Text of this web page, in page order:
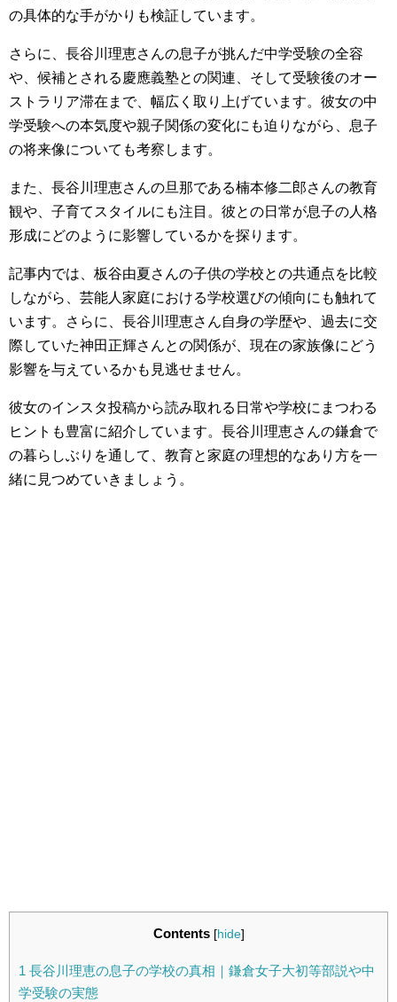
の具体的な手がかりも検証しています。
さらに、長谷川理恵さんの息子が挑んだ中学受験の全容
や、候補とされる慶應義塾との関連、そして受験後のオー
ストラリア滞在まで、幅広く取り上げています。彼女の中
学受験への本気度や親子関係の変化にも迫りながら、息子
の将来像についても考察します。
また、長谷川理恵さんの旦那である楠本修二郎さんの教育
観や、子育てスタイルにも注目。彼との日常が息子の人格
形成にどのように影響しているかを探ります。
記事内では、板谷由夏さんの子供の学校との共通点を比較
しながら、芸能人家庭における学校選びの傾向にも触れて
います。さらに、長谷川理恵さん自身の学歴や、過去に交
際していた神田正輝さんとの関係が、現在の家族像にどう
影響を与えているかも見逃せません。
彼女のインスタ投稿から読み取れる日常や学校にまつわる
ヒントも豊富に紹介しています。長谷川理恵さんの鎌倉で
の暮らしぶりを通して、教育と家庭の理想的なあり方を一
緒に見つめていきましょう。
Contents [hide]
1 長谷川理恵の息子の学校の真相｜鎌倉女子大初等部説や中
学受験の実態